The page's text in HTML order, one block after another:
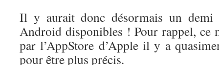
Il y aurait donc désormais un demi
Android disponibles ! Pour rappel, ce
par l’AppStore d’Apple il y a
pour être plus précis.